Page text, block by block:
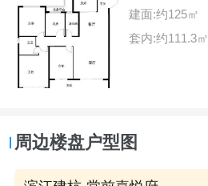
建面:约125㎡
套内:约111.3㎡
周边楼盘户型图